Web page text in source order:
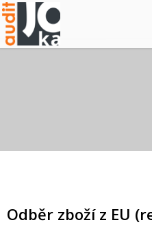
Odběr zboží z EU